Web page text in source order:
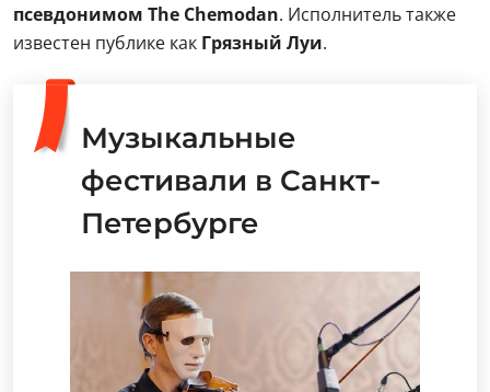
псевдонимом The Chemodan. Исполнитель также
известен публике как Грязный Луи.
Музыкальные
фестивали в Санкт-
Петербурге